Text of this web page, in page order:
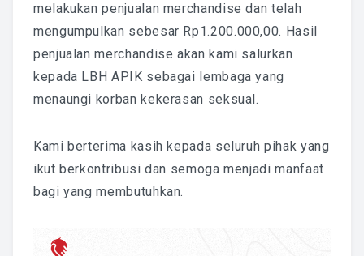
National Committee
PETRA Section
melakukan penjualan merchandise dan telah
mengumpulkan sebesar Rp1.200.000,00. Hasil
penjualan merchandise akan kami salurkan
kepada LBH APIK sebagai lembaga yang
menaungi korban kekerasan seksual.
Kami berterima kasih kepada seluruh pihak yang
ikut berkontribusi dan semoga menjadi manfaat
bagi yang membutuhkan.